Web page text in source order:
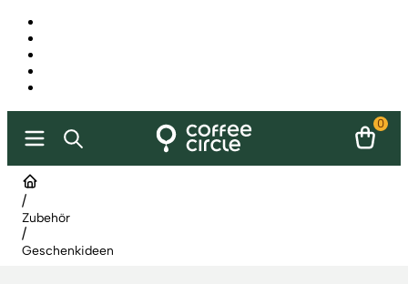
0
/
Zubehör
/
Geschenkideen